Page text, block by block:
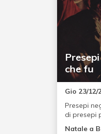
che fu
Gio 23/12/
Presepi
di presepi
Natale a